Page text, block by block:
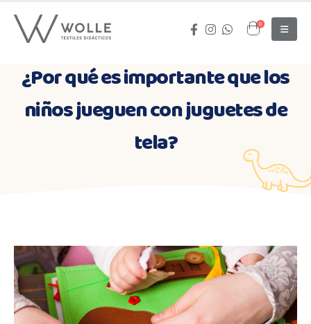
0
¿Por qué es importante que los
niños jueguen con juguetes de
tela?